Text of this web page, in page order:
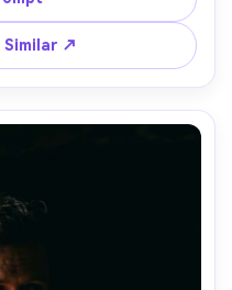
sombras profundas con
Sony A7IV 85mm f/1.4,
nítido, textura de
color cinematográfica en
ar 4:5
Similar ↗